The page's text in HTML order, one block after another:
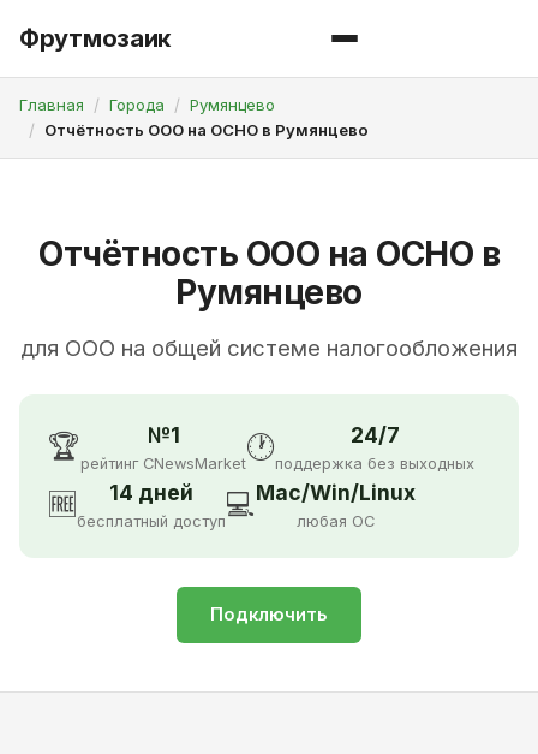
Фрутмозаик
Главная Города
Румянцево
Отчётность ООО на ОСНО в Румянцево
Отчётность ООО на ОСНО в
Румянцево
для ООО на общей системе налогообложения
🏆 №1
рейтинг CNewsMarket🕐 24/7
поддержка без выходных
🆓 14 дней
бесплатный доступ💻Mac/Win/Linux
любая ОС
Подключить